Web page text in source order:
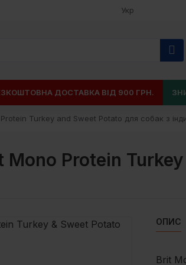
Укр
ДОСТАВКА ВІД 900 ГРН.
Turkey and Sweet Potato для собак з
Protein
ОПИС
Brit